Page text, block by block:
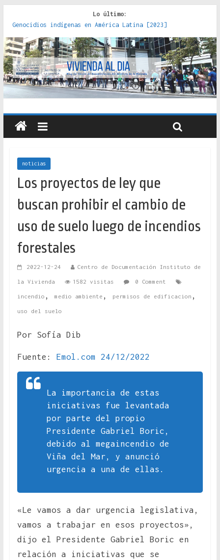
Lo último:
Genocidios indígenas en América Latina [2023]
Estudios sobre la espacialización de los Estados :
políticas, prácticas y representaciones [2022]
Donde el pedernal choca con el acero : hacia una teoría
crítica de las fronteras latinoamericanas [2020]
Criterios técnicos para una vivienda adecuada [2019]
Red de consultorios de la Caja del Seguro Obrero en
Santiago : un patrimonio emblemático [2014]
noticias
Los proyectos de ley que
buscan prohibir el cambio de
uso de suelo luego de incendios
forestales
2022-12-24 Centro de Documentación Instituto de
la Vivienda 1582 visitas 0 Comment
incendio , medio ambiente , permisos de edificacion ,
uso del suelo
Por Sofía Dib
Fuente: Emol.com 24/12/2022
La importancia de estas
iniciativas fue levantada
por parte del propio
Presidente Gabriel Boric,
debido al megaincendio de
Viña del Mar, y anunció
urgencia a una de ellas.
«Le vamos a dar urgencia legislativa,
vamos a trabajar en esos proyectos»,
dijo el Presidente Gabriel Boric en
relación a iniciativas que se